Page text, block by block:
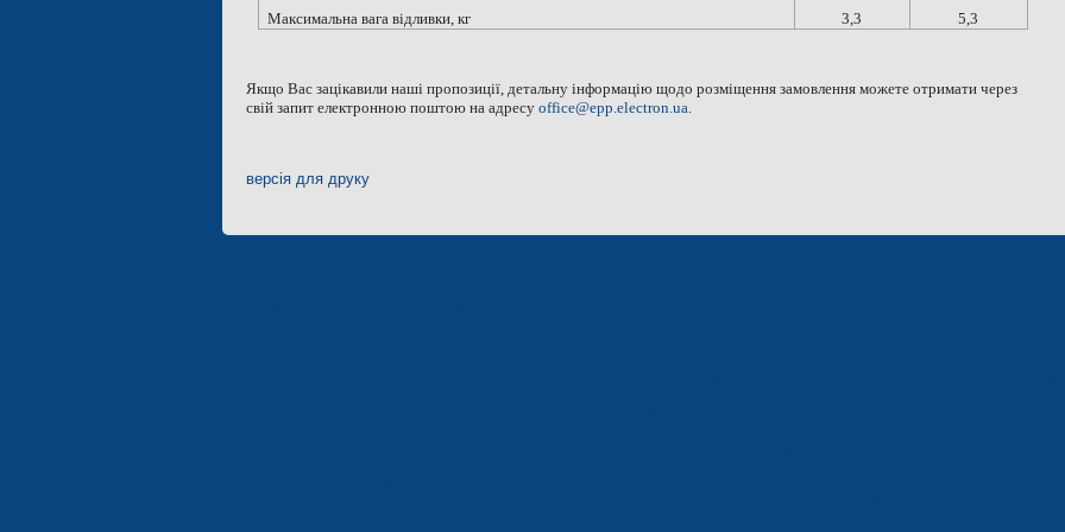
Максимальна вага відливки, кг 3,3 5,3
Якщо Вас зацікавили наші пропозиції, детальну інформацію щодо розміщення замовлення можете отримати через
свій запит електронною поштою на адресу office@epp.electron.ua.
версія для друку